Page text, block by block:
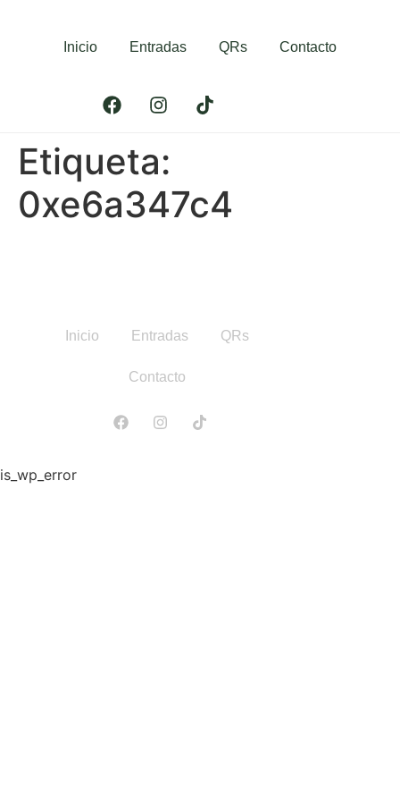
Inicio Entradas QRs Contacto
Etiqueta:
0xe6a347c4
Inicio Entradas QRs
Contacto
is_wp_error